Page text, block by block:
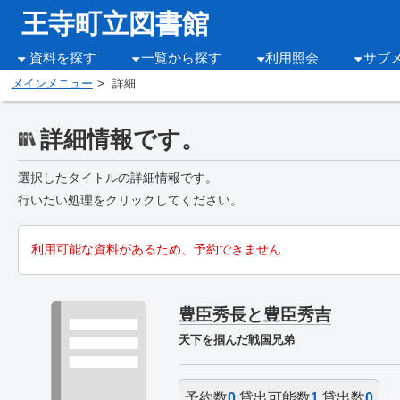
王寺町立図書館
資料を探す 一覧から探す 利用照会 サブ
メインメニュー 詳細
詳細情報です。
選択したタイトルの詳細情報です。
行いたい処理をクリックしてください。
利用可能な資料があるため、予約できません
豊臣秀長と豊臣秀吉
天下を掴んだ戦国兄弟